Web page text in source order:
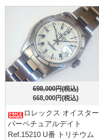
698,000円(税込)
668,000円(税込)
ロレックス オイスター
パーペチュアルデイト
Ref.15210 U番 トリチウム